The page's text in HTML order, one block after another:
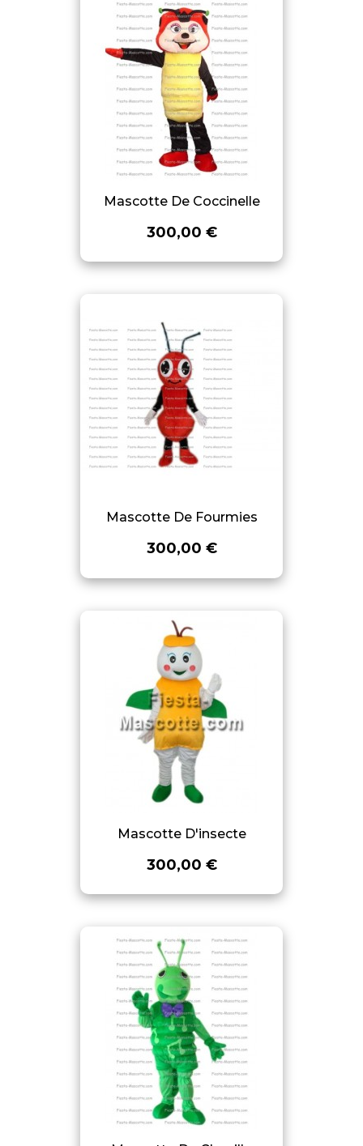
Mascotte De Coccinelle
300,00 €
Mascotte De Fourmies
300,00 €
Mascotte D'insecte
300,00 €